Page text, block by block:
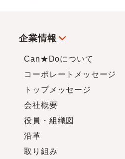
企業情報
Can★Doについて
コーポレートメッセージ
トップメッセージ
会社概要
役員・組織図
沿革
取り組み